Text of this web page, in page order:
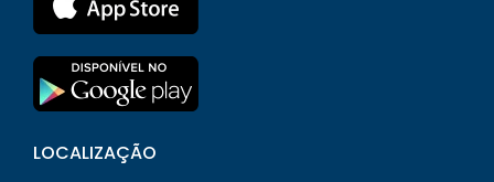
LOCALIZAÇÃO